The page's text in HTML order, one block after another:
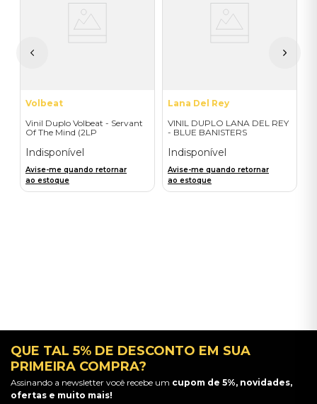
Volbeat
Vinil Duplo Volbeat - Servant
Of The Mind (2LP
Importado
Indisponível
Avise-me quando retornar
ao estoque
Lana Del Rey
VINIL DUPLO LANA DEL REY
- BLUE BANISTERS
- IMPORTADO
Indisponível
Avise-me quando retornar
ao estoque
QUE TAL 5% DE DESCONTO EM SUA
PRIMEIRA COMPRA?
Assinando a newsletter você recebe um cupom de 5%, novidades,
ofertas e muito mais!